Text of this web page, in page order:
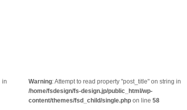
in Warning: Attempt to read property "post_title" on string in
/home/fsdesign/fs-design.jp/public_html/wp-
content/themes/fsd_child/single.php on line58